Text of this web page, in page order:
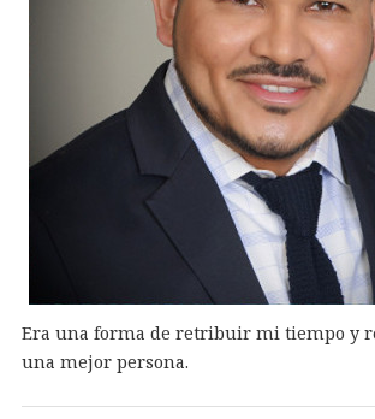
Era una forma de retribuir mi tiempo y
una mejor persona.